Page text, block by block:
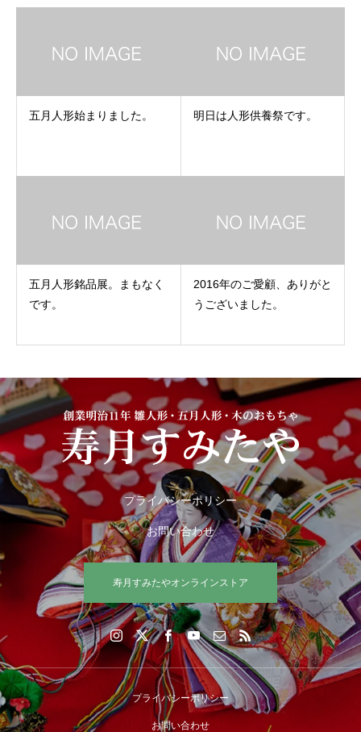
五月人形始まりました。 明日は人形供養祭です。
五月人形銘品展。まもなく
です。
2016年のご愛顧、ありがと
うございました。
プライバシーポリシー
お問い合わせ
寿月すみたやオンラインストア
プライバシーポリシー
お問い合わせ